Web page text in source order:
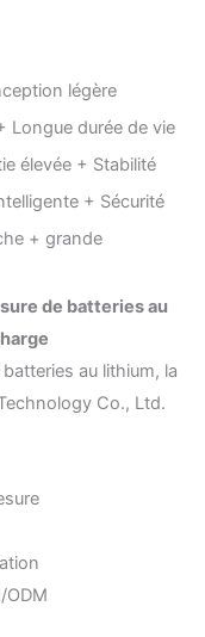
légère
Longue durée de vie
élevée + Stabilité
+ Sécurité
+ grande
de batteries au
au lithium, la
Co., Ltd.
ODM